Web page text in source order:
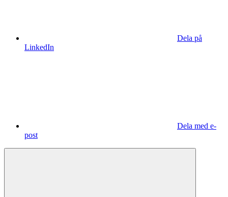
Dela på
LinkedIn
Dela med e-
post